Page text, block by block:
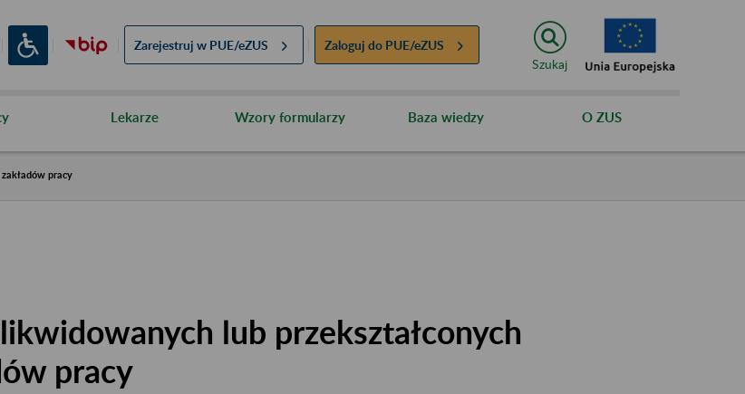
Zarejestruj w PUE/eZUS Zaloguj do PUE/eZUS
Szukaj
Lekarze Wzory formularzy Baza wiedzy O ZUS
pracy
lub przekształconych
pracy